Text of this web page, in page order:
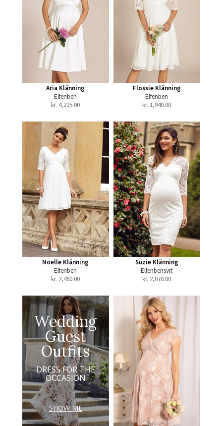
Aria Klänning
Elfenben
kr. 4,225.00
Flossie Klänning
Elfenben
kr. 1,940.00
Noelle Klänning
Elfenben
kr. 2,460.00
Suzie Klänning
Elfenbensvit
kr. 2,070.00
Wedding
Guest
Outfits
DRESS FOR THE
OCCASION
SHOW ME